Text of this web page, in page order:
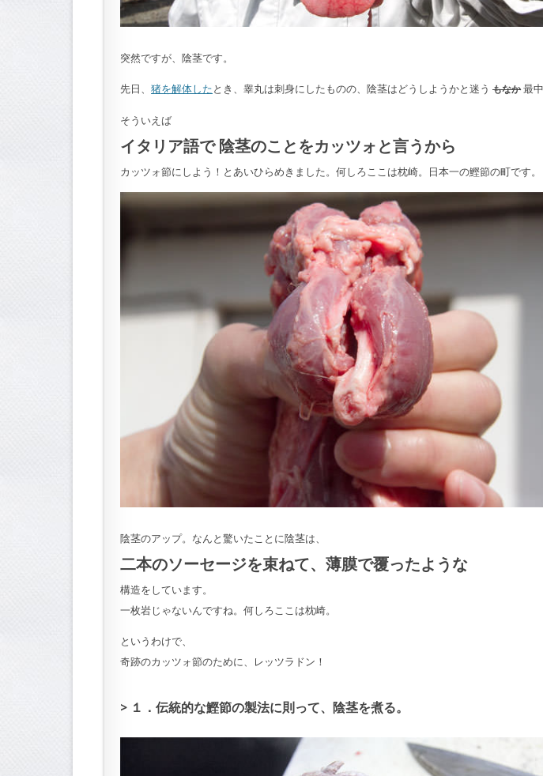
突然ですが、陰茎です。
先日、 猪を解体したとき、睾丸は刺身にしたものの、陰茎はどうしようかと迷う もなか最中
そういえば
イタリア語で 陰茎のことをカッツォと言うから
カッツォ節にしよう！とあいひらめきました。何しろここは枕崎。日本一の鰹節の町です。
陰茎のアップ。なんと驚いたことに陰茎は、
二本のソーセージを束ねて、薄膜で覆ったような
構造をしています。
一枚岩じゃないんですね。何しろここは枕崎。
というわけで、
奇跡のカッツォ節のために、レッツラドン！
１．伝統的な鰹節の製法に則って、陰茎を煮る。